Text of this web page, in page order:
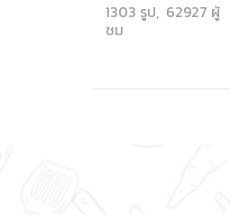
1303 รูป, 62927 ผู้
ชม